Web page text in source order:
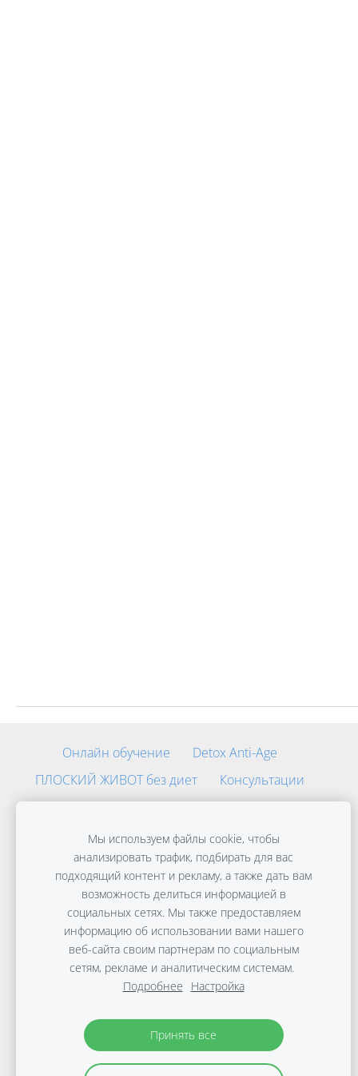
Онлайн обучение
Detox Anti-Age
ПЛОСКИЙ ЖИВОТ без диет
Консультации
Copyright © Виктории Дараковой | 2010-2026 |
Материалы защищены авторским правом.Политика
защиты данных
Мы используем файлы cookie, чтобы
анализировать трафик, подбирать для вас
подходящий контент и рекламу, а также дать вам
возможность делиться информацией в
социальных сетях. Мы также предоставляем
информацию об использовании вами нашего
веб-сайта своим партнерам по социальным
сетям, рекламе и аналитическим системам.
Подробнее
Настройка
Принять все